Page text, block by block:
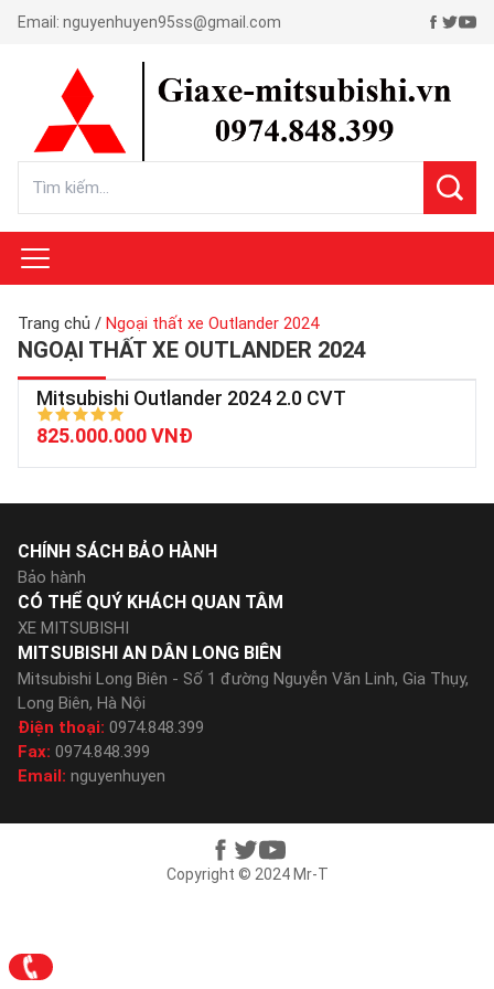
Email: nguyenhuyen95ss@gmail.com
Trang chủ / Ngoại thất xe Outlander 2024
NGOẠI THẤT XE OUTLANDER 2024
Mitsubishi Outlander 2024 2.0 CVT
825.000.000 VNĐ
MITSUBISHI AN DÂN LONG BIÊN
Mitsubishi Long Biên - Số 1 đường Nguyễn Văn Linh, Gia Thụy,
Long Biên, Hà Nội
Điện thoại: 0974.848.399
Fax: 0974.848.399
Email: nguyenhuyen
CHÍNH SÁCH BẢO HÀNH
Bảo hành
CÓ THỂ QUÝ KHÁCH QUAN TÂM
XE MITSUBISHI
Copyright © 2024 Mr-T